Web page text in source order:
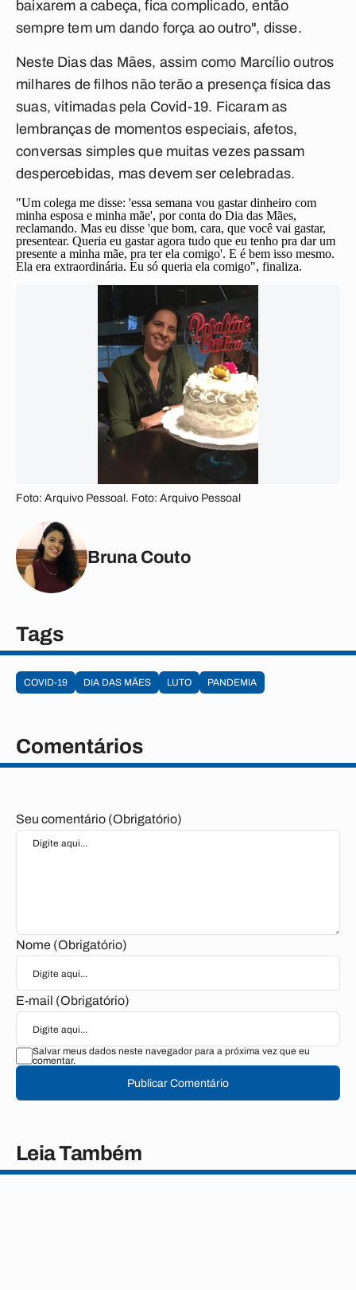
baixarem a cabeça, fica complicado, então
sempre tem um dando força ao outro", disse.
Neste Dias das Mães, assim como Marcílio outros
milhares de filhos não terão a presença física das
suas, vitimadas pela Covid-19. Ficaram as
lembranças de momentos especiais, afetos,
conversas simples que muitas vezes passam
despercebidas, mas devem ser celebradas.
"Um colega me disse: 'essa semana vou gastar dinheiro com
minha esposa e minha mãe', por conta do Dia das Mães,
reclamando. Mas eu disse 'que bom, cara, que você vai gastar,
presentear. Queria eu gastar agora tudo que eu tenho pra dar um
presente a minha mãe, pra ter ela comigo'. E é bem isso mesmo.
Ela era extraordinária. Eu só queria ela comigo", finaliza.
Foto: Arquivo Pessoal. Foto: Arquivo Pessoal
Bruna Couto
Tags
COVID-19 DIA DAS MÃES LUTO PANDEMIA
Comentários
Seu comentário (Obrigatório)
Nome (Obrigatório)
E-mail (Obrigatório)
Salvar meus dados neste navegador para a próxima vez que eu
comentar.
Publicar Comentário
Leia Também